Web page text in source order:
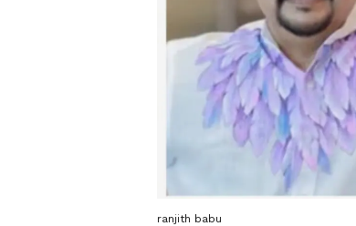
ranjith babu